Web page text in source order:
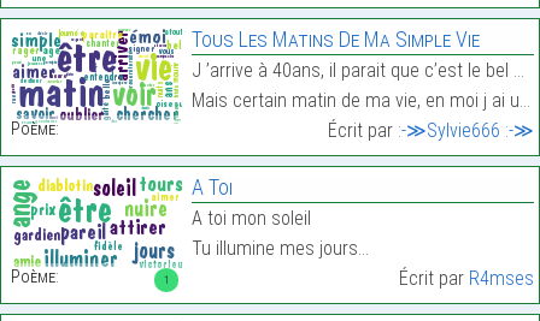
Poème:
Tous Les Matins De Ma Simple Vie
J ’arrive à 40ans, il parait que c’est le bel age
Mais certain matin de ma vie, en moi j ai une cert…
Écrit par :-≫Sylvie666 :-≫
1
Poème:
A Toi
A toi mon soleil
Tu illumine mes jours…
Écrit par R4mses